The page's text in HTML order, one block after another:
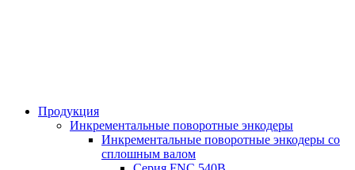
Продукция
Инкрементальные поворотные энкодеры
Инкрементальные поворотные энкодеры со
сплошным валом